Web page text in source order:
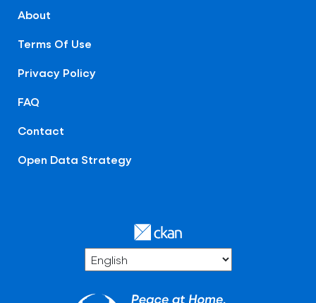
About
Terms Of Use
Privacy Policy
FAQ
Contact
Open Data Strategy